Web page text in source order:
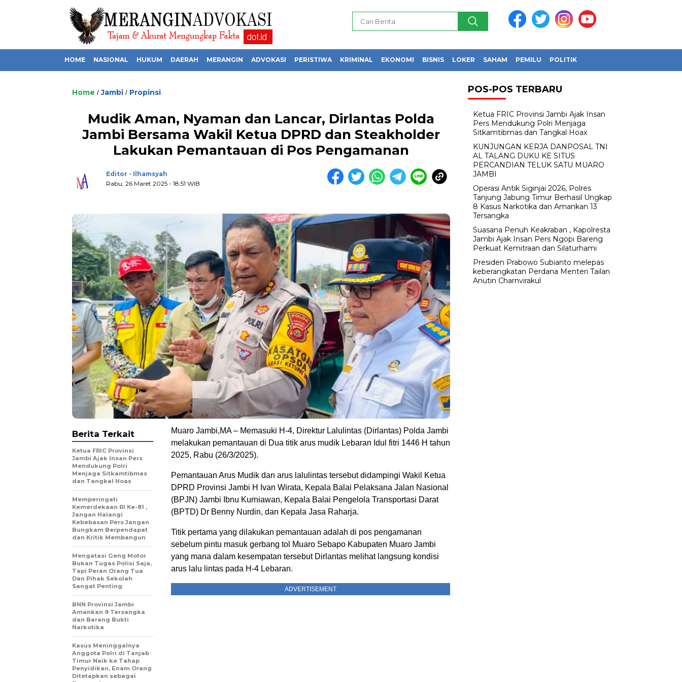
HOME NASIONAL HUKUM DAERAH MERANGIN ADVOKASI PERISTIWA KRIMINAL EKONOMI BISNIS LOKER SAHAM PEMILU POLITIK
Home /Jambi / Propinsi
Mudik Aman, Nyaman dan Lancar, Dirlantas Polda
Jambi Bersama Wakil Ketua DPRD dan Steakholder
Lakukan Pemantauan di Pos Pengamanan
Editor - Ilhamsyah
Rabu, 26 Maret 2025 - 18:51 WIB
Muaro Jambi,MA – Memasuki H-4, Direktur Lalulintas (Dirlantas) Polda Jambi
melakukan pemantauan di Dua titik arus mudik Lebaran Idul fitri 1446 H tahun
2025, Rabu (26/3/2025).
Pemantauan Arus Mudik dan arus lalulintas tersebut didampingi Wakil Ketua
DPRD Provinsi Jambi H Ivan Wirata, Kepala Balai Pelaksana Jalan Nasional
(BPJN) Jambi Ibnu Kurniawan, Kepala Balai Pengelola Transportasi Darat
(BPTD) Dr Benny Nurdin, dan Kepala Jasa Raharja.
Titik pertama yang dilakukan pemantauan adalah di pos pengamanan
sebelum pintu masuk gerbang tol Muaro Sebapo Kabupaten Muaro Jambi
yang mana dalam kesempatan tersebut Dirlantas melihat langsung kondisi
arus lalu lintas pada H-4 Lebaran.
ADVERTISEMENT
Berita Terkait
Ketua FRIC Provinsi
Jambi Ajak Insan Pers
Mendukung Polri
Menjaga Sitkamtibmas
dan Tangkal Hoax
Memperingati
Kemerdekaan RI Ke-81 ,
Jangan Halangi
Kebebasan Pers Jangan
Bungkam Berpendapat
dan Kritik Membangun
Mengatasi Geng Motor
Bukan Tugas Polisi Saja,
Tapi Peran Orang Tua
Dan Pihak Sekolah
Sangat Penting
BNN Provinsi Jambi
Amankan 9 Tersangka
dan Barang Bukti
Narkotika
Kasus Meninggalnya
Anggota Polri di Tanjab
Timur Naik ke Tahap
Penyidikan, Enam Orang
Ditetapkan sebagai
POS-POS TERBARU
Ketua FRIC Provinsi Jambi Ajak Insan
Pers Mendukung Polri Menjaga
Sitkamtibmas dan Tangkal Hoax
KUNJUNGAN KERJA DANPOSAL TNI
AL TALANG DUKU KE SITUS
PERCANDIAN TELUK SATU MUARO
JAMBI
Operasi Antik Siginjai 2026, Polres
Tanjung Jabung Timur Berhasil Ungkap
8 Kasus Narkotika dan Amankan 13
Tersangka
Suasana Penuh Keakraban , Kapolresta
Jambi Ajak Insan Pers Ngopi Bareng
Perkuat Kemitraan dan Silaturhami
Presiden Prabowo Subianto melepas
keberangkatan Perdana Menteri Tailan
Anutin Charnvirakul